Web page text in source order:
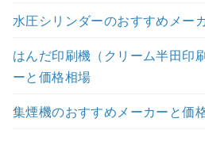
水圧シリンダーのおすすめメー
はんだ印刷機（クリーム半田印
ーと価格相場
集煙機のおすすめメーカーと価